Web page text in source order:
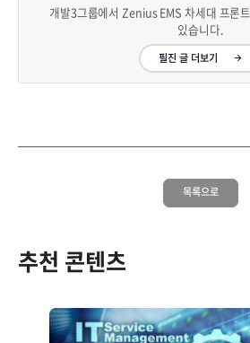
개발3그룹에서 Zenius EMS 차세대 프론
있습니다.
필진 글 더보기
목록으로
추천 콘텐츠